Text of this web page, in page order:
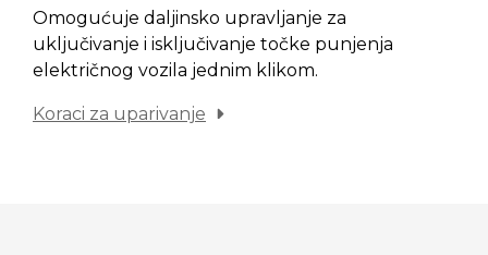
Omogućuje daljinsko upravljanje za
uključivanje i isključivanje točke punjenja
električnog vozila jednim klikom.
Koraci za uparivanje